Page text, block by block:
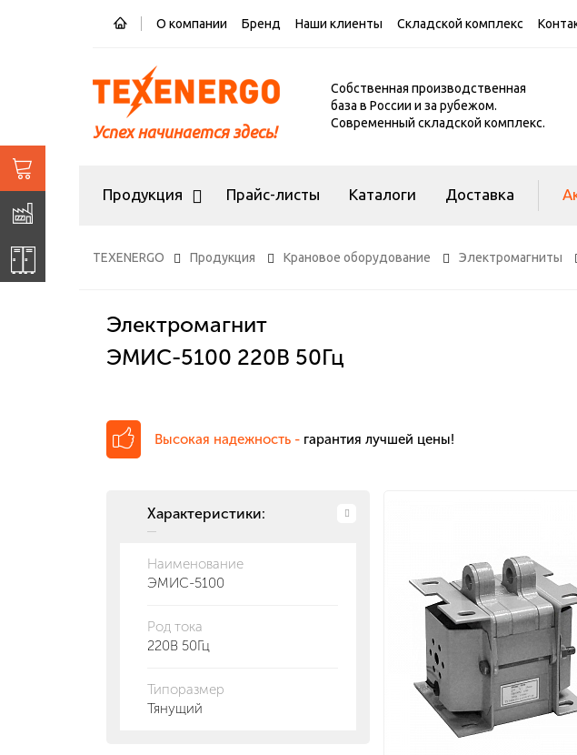
О компании Бренд Наши клиенты Складской комплекс
Успех начинается здесь!
Собственная производственная
база в России и за рубежом.
Современный складской комплекс.
Продукция Прайс-листы Каталоги Доставка
TEXENERGO Продукция Крановое оборудование Электромагниты
Электромагнит
ЭМИС-5100 220В 50Гц
Высокая надежность - гарантия лучшей цены!
Характеристики:
Наименование
ЭМИС-5100
Род тока
220В 50Гц
Типоразмер
Тянущий